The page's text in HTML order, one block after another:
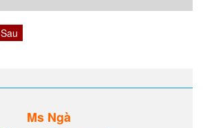
Sau
Ms Ngà